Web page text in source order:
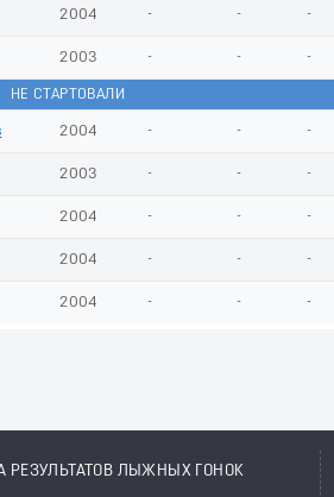
2004 - - -
2003 - - -
НЕ СТАРТОВАЛИ
2004 - - -
2003 - - -
2004 - - -
2004 - - -
2004 - - -
РЕЗУЛЬТАТОВ ЛЫЖНЫХ ГОНОК